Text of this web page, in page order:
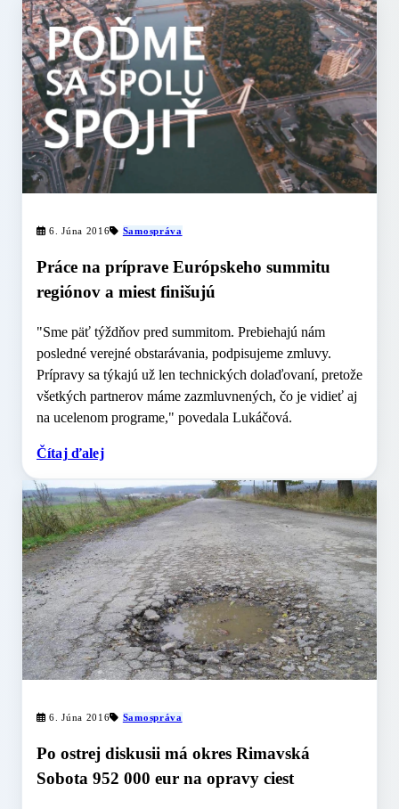
6. Júna 2016 Samospráva
Práce na príprave Európskeho summitu
regiónov a miest finišujú
"Sme päť týždňov pred summitom. Prebiehajú nám
posledné verejné obstarávania, podpisujeme zmluvy.
Prípravy sa týkajú už len technických dolaďovaní, pretože
všetkých partnerov máme zazmluvnených, čo je vidieť aj
na ucelenom programe," povedala Lukáčová.
Čítaj ďalej
6. Júna 2016 Samospráva
Po ostrej diskusii má okres Rimavská
Sobota 952 000 eur na opravy ciest